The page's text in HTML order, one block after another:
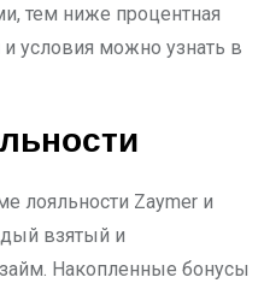
тем ниже процентная
условия можно узнать в
лояльности Zaymer и
взятый и
Накопленные бонусы